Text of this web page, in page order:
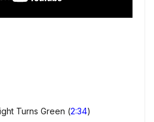
Turns Green (2:34)